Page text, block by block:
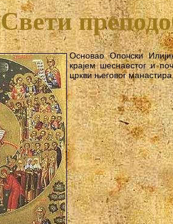
Свети
Основао Опочски
крајем шеснаестог и
цркви његовог